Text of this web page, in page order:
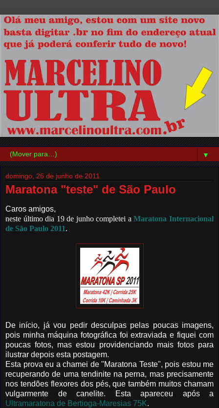
▼
domingo, 26 de junho de 2011
Maratona "teste" de São Paulo
Caros amigos,
neste último dia 19 de junho completei aMaratona Internacional
de São Paulo 2011.
De início, já vou pedir desculpas pelas poucas imagens,
pois minha máquina fotográfica foi extraviada e fiquei com
poucas fotos, mas estou providenciando mais fotos para
ilustrar depois esta postagem.
Esta prova eu a chamei de "Maratona Teste", pois estou me
recuperando de uma tendinite na perna, mas precisamente
nos tendões flexores dos pés, que também muitos chamam
vulgarmente de canelite. Esta apareceu após a
Ultramaratona de Bertioga-Maresias 75K.